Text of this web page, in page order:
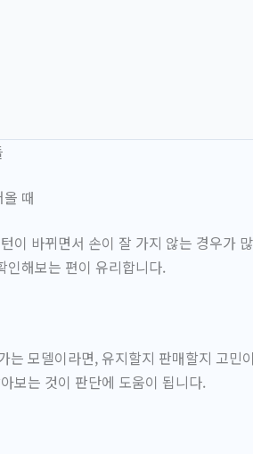
때
이 바뀌면서 손이 잘 가지 않는 경우가
인해보는 편이 유리합니다.
모델이라면, 유지할지 판매할지 고민
보는 것이 판단에 도움이 됩니다.